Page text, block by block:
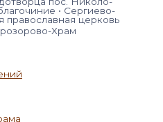
• Сергиево-
православная церковь